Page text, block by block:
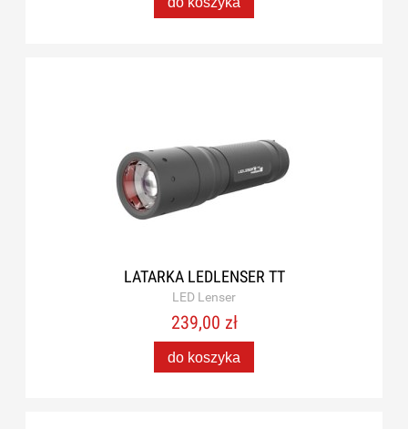
LATARKA LEDLENSER TT
LED Lenser
239,00 zł
do koszyka